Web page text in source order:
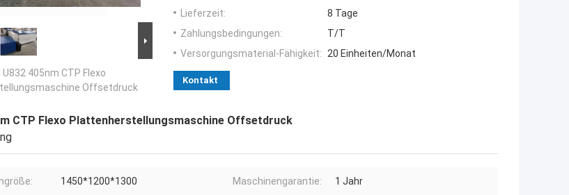
U832 405nm CTP Flexo
Offsetdruck
Lieferzeit:
8 Tage
Zahlungsbedingungen:
T/T
Versorgungsmaterial-Fähigkeit: 20 Einheiten/Monat
Kontakt
CTP Flexo Plattenherstellungsmaschine Offsetdruck
1450*1200*1300 Maschinengarantie: 1 Jahr